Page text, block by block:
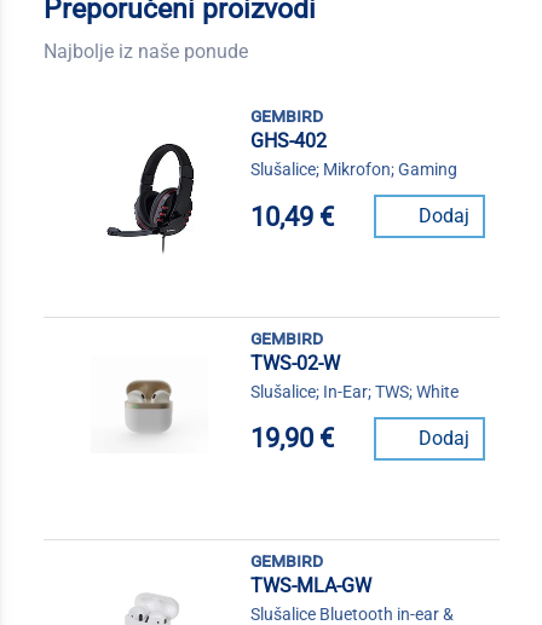
Preporučeni proizvodi
Najbolje iz naše ponude
gembird
GHS-402
Slušalice; Mikrofon; Gaming
10,49 € Dodaj
gembird
TWS-02-W
Slušalice; In-Ear; TWS; White
19,90 € Dodaj
gembird
TWS-MLA-GW
Slušalice Bluetooth in-ear &